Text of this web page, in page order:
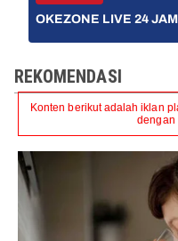
OKEZONE LIVE 24 JAM